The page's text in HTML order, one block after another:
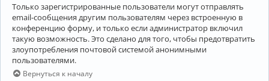
Только зарегистрированные пользователи могут отправлять
email-сообщения другим пользователям через встроенную в
конференцию форму, и только если администратор включил
такую возможность. Это сделано для того, чтобы предотвратить
злоупотребления почтовой системой анонимными
пользователями.
Вернуться к началу